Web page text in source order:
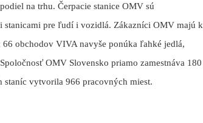
na trhu. Čerpacie stanice OMV sú
pre ľudí i vozidlá. Zákazníci OMV majú k
obchodov VIVA navyše ponúka ľahké jedlá,
OMV Slovensko priamo zamestnáva 180
staníc vytvorila 966 pracovných miest.